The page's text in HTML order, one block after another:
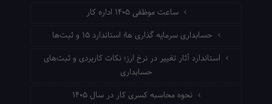
ساعت موظفی ۱۴۰۵ اداره کار
حسابداری سرمایه گذاری ها؛ استاندارد ۱۵ و ثبت‌ها
استاندارد آثار تغییر در نرخ ارز؛ نکات کاربردی و ثبت‌های
حسابداری
نحوه محاسبه کسری کار در سال ۱۴۰۵